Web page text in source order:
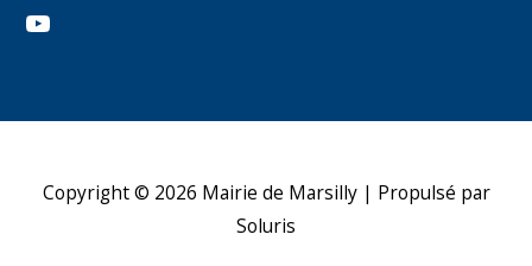
YouTube
Copyright © 2026 Mairie de Marsilly| Propulsé par
Soluris